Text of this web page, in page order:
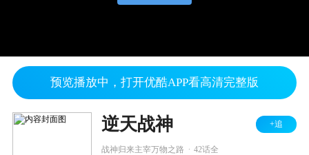
预览播放中，打开优酷APP看高清完整版
逆天战神 +追
战神归来主宰万物之路 42话全